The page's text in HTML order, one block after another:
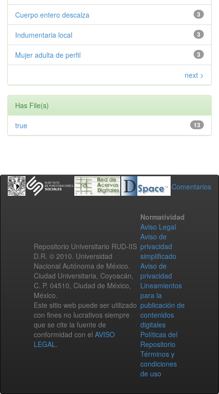
3
Cuerpo entero descalza
3
Indumentaria local
3
Mujer adulta de perfil
next >
Has File(s)
13
true
Comentarios
Repositorio Universitario RUD-IIS
D.R. © 2010. Universidad
Nacional Autónoma de México.
Ciudad Universitaria, Coyoacán,
C. P. 04510, Ciudad de México,
México.
Este sitio web puede ser utilizado
con fines no lucrativos siempre
que se cite la fuente de
conformidad con el AVISO
LEGAL.
Normatividad
Aviso Legal
Aviso de
privacidad
simplificado
Aviso de
privacidad
Lineamientos
para la
publicación de
contenidos
digitales
Políticas del
Repositorio
Términos y
condiciones
de uso